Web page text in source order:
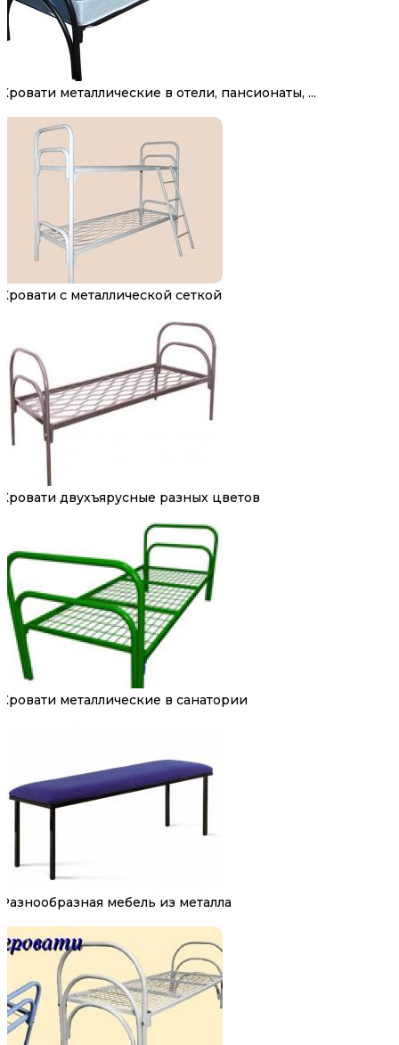
Кровати металлические в отели, пансионаты, ...
Кровати с металлической сеткой
Кровати двухъярусные разных цветов
Кровати металлические в санатории
Разнообразная мебель из металла